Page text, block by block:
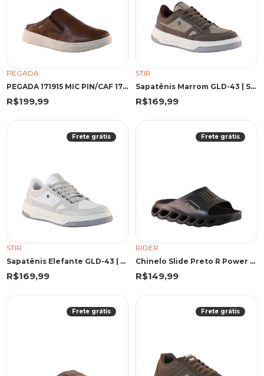
PEGADA
PEGADA 171915 MIC PIN/CAF 171915 PINHAO/CAFE
R$199,99
STIR
Sapatênis Marrom GLD-43 | Stir
R$169,99
Frete grátis
STIR
Sapatênis Elefante GLD-43 | Stir
R$169,99
Frete grátis
RIDER
Chinelo Slide Preto R Power Lite | Rider
R$149,99
Frete grátis Frete grátis